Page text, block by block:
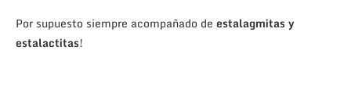
Por supuesto siempre acompañado de estalagmitas y
estalactitas!